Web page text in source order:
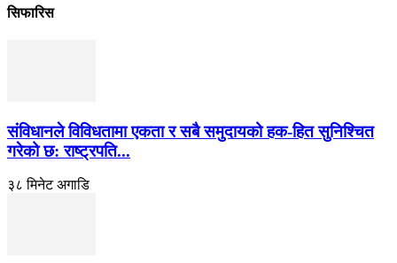
सिफारिस
संविधानले विविधतामा एकता र सबै समुदायको हक-हित सुनिश्चित
गरेको छ: राष्ट्रपति...
३८ मिनेट अगाडि